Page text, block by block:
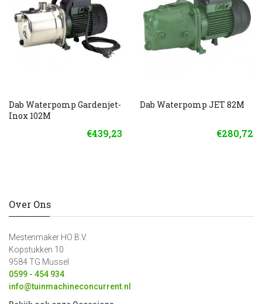
Dab Waterpomp Gardenjet-
Inox 102M
€439,23
Dab Waterpomp JET 82M
€280,72
Over Ons
Mestenmaker HO B.V.
Kopstukken 10
9584 TG Mussel
0599 - 454 934
info@tuinmachineconcurrent.nl